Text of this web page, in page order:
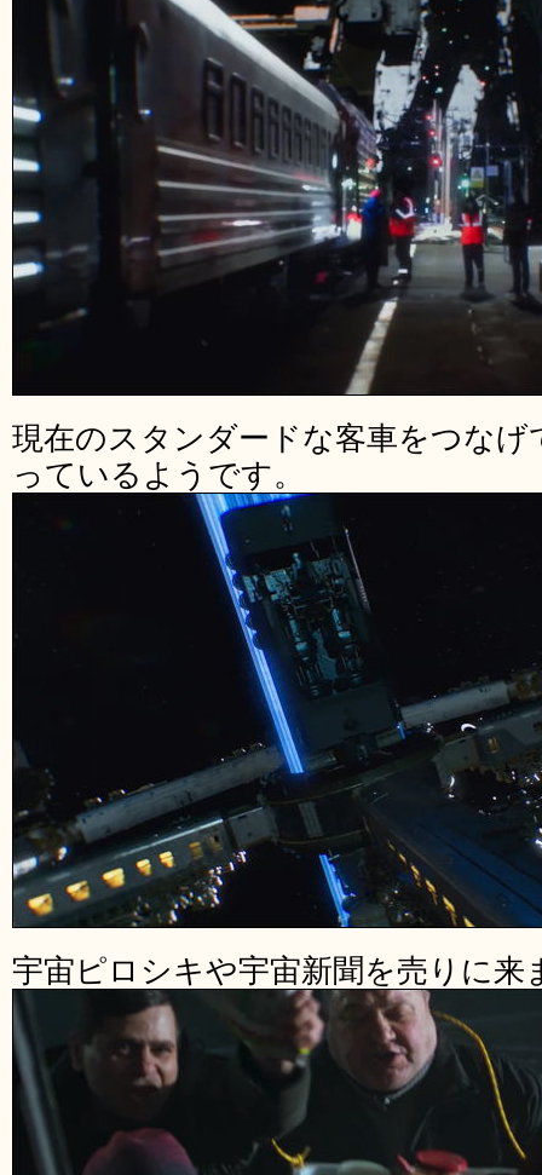
現在のスタンダードな客車をつなげ
っているようです。
宇宙ピロシキや宇宙新聞を売りに来